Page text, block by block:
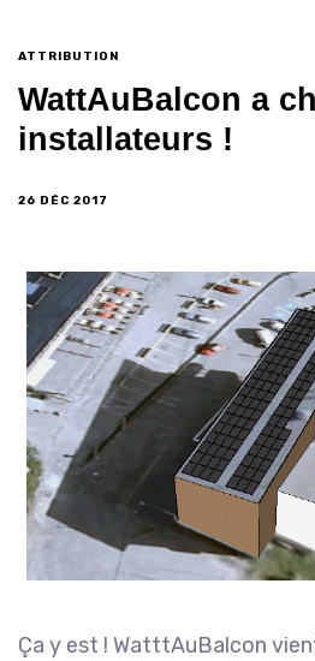
ATTRIBUTION
WattAuBalcon a
installateurs !
26 DÉC 2017
Ça y est ! WatttAuBalcon